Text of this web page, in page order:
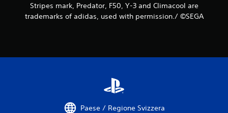
Stripes mark, Predator, F50, Y-3 and Climacool are
trademarks of adidas, used with permission./ ©SEGA
Paese / Regione Svizzera